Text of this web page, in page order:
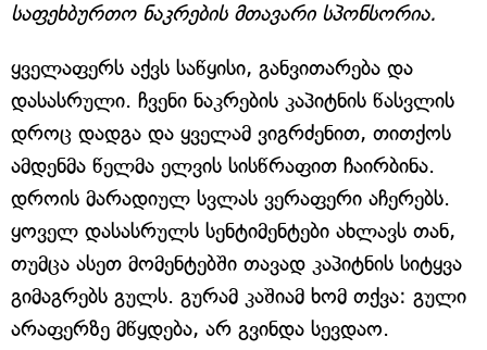
საფეხბურთო ნაკრების მთავარი სპონსორია.
ყველაფერს აქვს საწყისი, განვითარება და
დასასრული. ჩვენი ნაკრების კაპიტნის წასვლის
დროც დადგა და ყველამ ვიგრძენით, თითქოს
ამდენმა წელმა ელვის სისწრაფით ჩაირბინა.
დროის მარადიულ სვლას ვერაფერი აჩერებს.
ყოველ დასასრულს სენტიმენტები ახლავს თან,
თუმცა ასეთ მომენტებში თავად კაპიტნის სიტყვა
გიმაგრებს გულს. გურამ კაშიამ ხომ თქვა: გული
არაფერზე მწყდება, არ გვინდა სევდაო.